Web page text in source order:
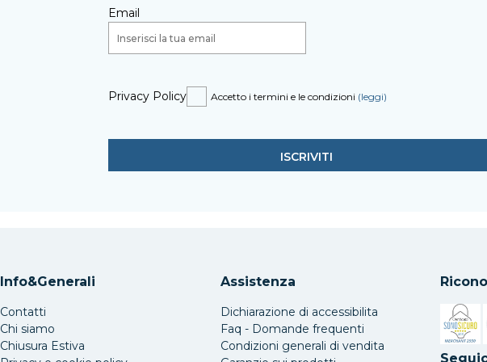
Email
Privacy Policy Accetto i termini e le condizioni (leggi)
Info&Generali
Contatti
Chi siamo
Chiusura Estiva
Assistenza
Dichiarazione di accessibilita
Faq - Domande frequenti
Condizioni generali di vendita
Si apre